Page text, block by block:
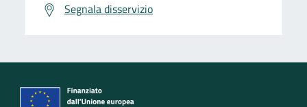
Segnala disservizio